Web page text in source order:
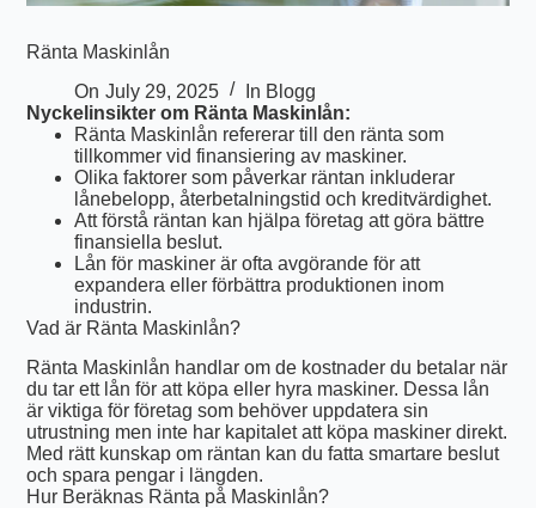
Ränta Maskinlån
On July 29, 2025 In Blogg
Nyckelinsikter om Ränta Maskinlån:
Ränta Maskinlån refererar till den ränta som
tillkommer vid finansiering av maskiner.
Olika faktorer som påverkar räntan inkluderar
lånebelopp, återbetalningstid och kreditvärdighet.
Att förstå räntan kan hjälpa företag att göra bättre
finansiella beslut.
Lån för maskiner är ofta avgörande för att
expandera eller förbättra produktionen inom
industrin.
Vad är Ränta Maskinlån?
Ränta Maskinlån handlar om de kostnader du betalar när
du tar ett lån för att köpa eller hyra maskiner. Dessa lån
är viktiga för företag som behöver uppdatera sin
utrustning men inte har kapitalet att köpa maskiner direkt.
Med rätt kunskap om räntan kan du fatta smartare beslut
och spara pengar i längden.
Hur Beräknas Ränta på Maskinlån?